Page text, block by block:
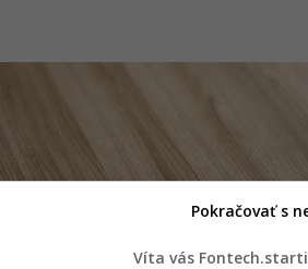
Víta vás
Pokračovať s